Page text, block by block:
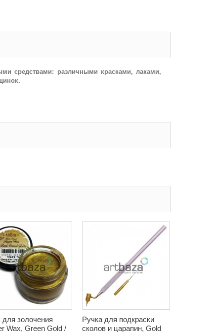
средствами: различными красками, лаками,
для золочения
Wax, Green Gold /
Ручка для подкраски
сколов и царапин, Gold